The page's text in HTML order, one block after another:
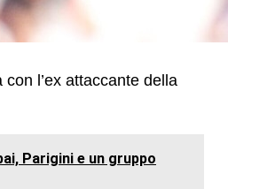
l’ex attaccante della
Parigini e un gruppo